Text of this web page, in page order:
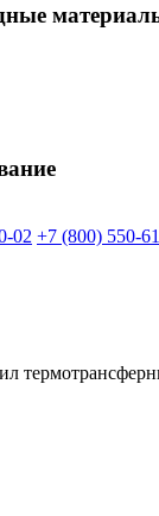
02 +7 (800) 550-